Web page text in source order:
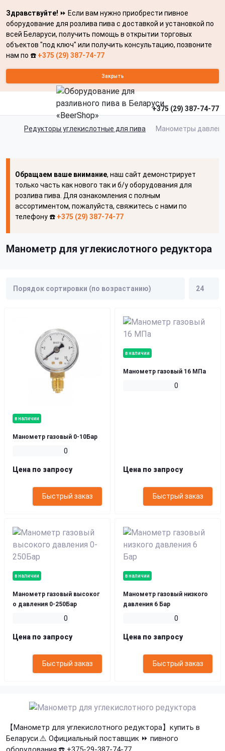
Здравствуйте! ⏩ Если вам нужно приобрести пивное
оборудование для розлива пива с доставкой и установкой по
всей Беларуси, получить помощь в открытии торговых
объектов "под ключ" или получить консультацию, позвоните
нам по ☎️ +375 (29) 387-74-77
Закрыть
+375 (29) 387-74-77
Редукторы углекислотные для пива Манометры
Обращаем ваше внимание, наш сайт демонстрирует
только часть как нового так и б/у оборудования для
розлива пива. Для ознакомления с полным
ассортиментом, пожалуйста, свяжитесь с нами по
телефону ☎️ +375 (29) 387-74-77
Манометр для углекислотного редуктора
в наличии
Манометр газовый 0-10Бар
0
Цена по запросу
Быстрый заказ
в наличии
Манометр газовый 16 МПа
0
Цена по запросу
Быстрый заказ
в наличии
Манометр газовый высоког
о давления 0-250Бар
0
Цена по запросу
Быстрый заказ
в наличии
Манометр газовый низкого
давления 6 Бар
0
Цена по запросу
Быстрый заказ
【Манометр для углекислотного редуктора】купить в
Беларуси.⚠️ Официальный поставщик ⏩ пивного